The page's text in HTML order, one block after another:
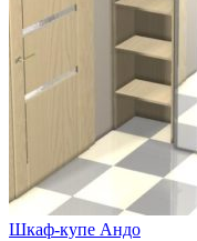
Шкаф-купе Андо